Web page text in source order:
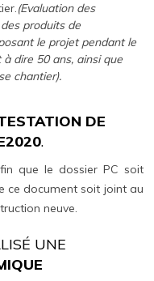
(Evaluation des
produits de
le projet pendant le
dire 50 ans, ainsi que
chantier).
DE
.
que le dossier PC soit
ce document soit joint au
neuve.
UNE